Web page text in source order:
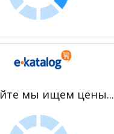
мы ищем цены...